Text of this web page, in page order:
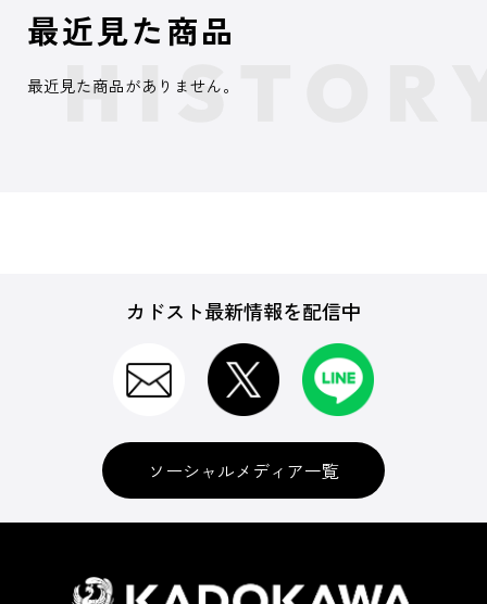
最近見た商品
最近見た商品がありません。
カドスト最新情報を配信中
ソーシャルメディア一覧